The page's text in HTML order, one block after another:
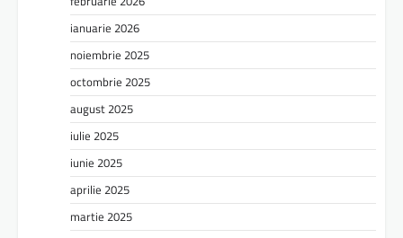
ianuarie 2026
noiembrie 2025
octombrie 2025
august 2025
iulie 2025
iunie 2025
aprilie 2025
martie 2025